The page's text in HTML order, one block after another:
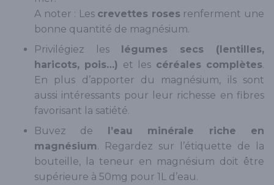
A noter : Les crevettes rosesrenferment une
bonne quantité de magnésium.
Privilégiez les légumes secs (lentilles,
haricots, pois…) et les céréales complètes.
En plus d’apporter du magnésium, ils sont
aussi intéressants pour leur richesse en fibres
favorisant la satiété.
Buvez de l’eau minérale riche en
magnésium. Regardez sur l’étiquette de la
bouteille, la teneur en magnésium doit être
supérieure à 50mg pour 1L d’eau.